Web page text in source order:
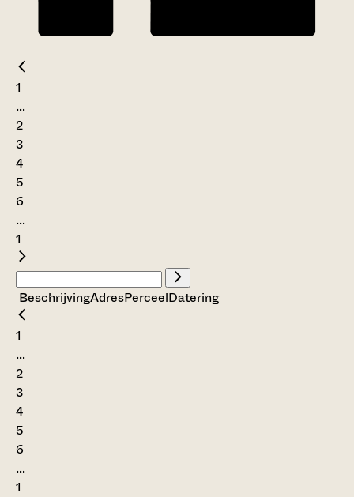
1
...
2
3
4
5
6
...
1
BeschrijvingAdresPerceelDatering
1
...
2
3
4
5
6
...
1